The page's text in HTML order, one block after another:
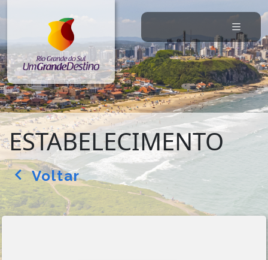
ESTABELECIMENTO
arrow_back_ios Voltar